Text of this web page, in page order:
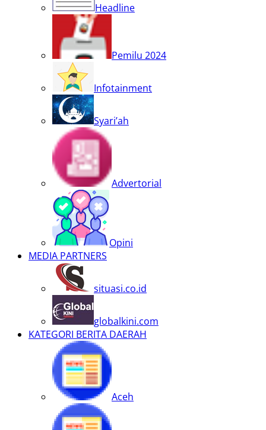
Headline
Pemilu 2024
Infotainment
Syari’ah
Advertorial
Opini
MEDIA PARTNERS
situasi.co.id
globalkini.com
KATEGORI BERITA DAERAH
Aceh